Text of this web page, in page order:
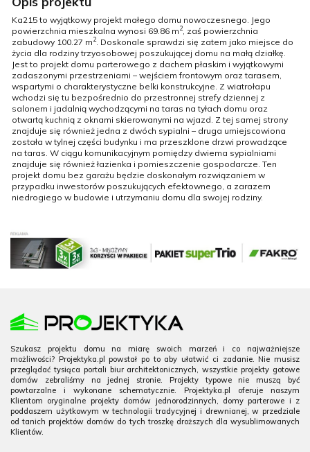
Ka215 to wyjątkowy projekt małego domu nowoczesnego. Jego
powierzchnia mieszkalna wynosi 69.86 m2, zaś powierzchnia
zabudowy 100.27 m2. Doskonale sprawdzi się zatem jako miejsce do
życia dla rodziny trzyosobowej poszukującej domu na małą działkę.
Jest to projekt domu parterowego z dachem płaskim i wyjątkowymi
zadaszonymi przestrzeniami – wejściem frontowym oraz tarasem,
wspartymi o charakterystyczne belki konstrukcyjne. Z wiatrołapu
wchodzi się tu bezpośrednio do przestronnej strefy dziennej z
salonem i jadalnią wychodzącymi na taras na tyłach domu oraz
otwartą kuchnią z oknami skierowanymi na wjazd. Z tej samej strony
znajduje się również jedna z dwóch sypialni – druga umiejscowiona
została w tylnej części budynku i ma przeszklone drzwi prowadzące
na taras. W ciągu komunikacyjnym pomiędzy dwiema sypialniami
znajduje się również łazienka i pomieszczenie gospodarcze. Ten
projekt domu bez garażu będzie doskonałym rozwiązaniem w
przypadku inwestorów poszukujących efektownego, a zarazem
niedrogiego w budowie i utrzymaniu domu dla swojej rodziny.
Szukasz projektu domu na miarę swoich marzeń i co najważniejsze
możliwości? Projektyka.pl powstał po to aby ułatwić ci zadanie. Nie musisz
przeglądać tysiąca portali biur architektonicznych, wszystkie projekty gotowe
domów zebraliśmy na jednej stronie. Projekty typowe nie muszą być
powtarzalne i wykonane schematycznie. Projektyka.pl oferuje naszym
Klientom oryginalne projekty domów jednorodzinnych, domy parterowe i z
poddaszem użytkowym w technologii tradycyjnej i drewnianej, w przedziale
od tanich projektów domów do tych troszkę droższych dla wysublimowanych
Klientów.